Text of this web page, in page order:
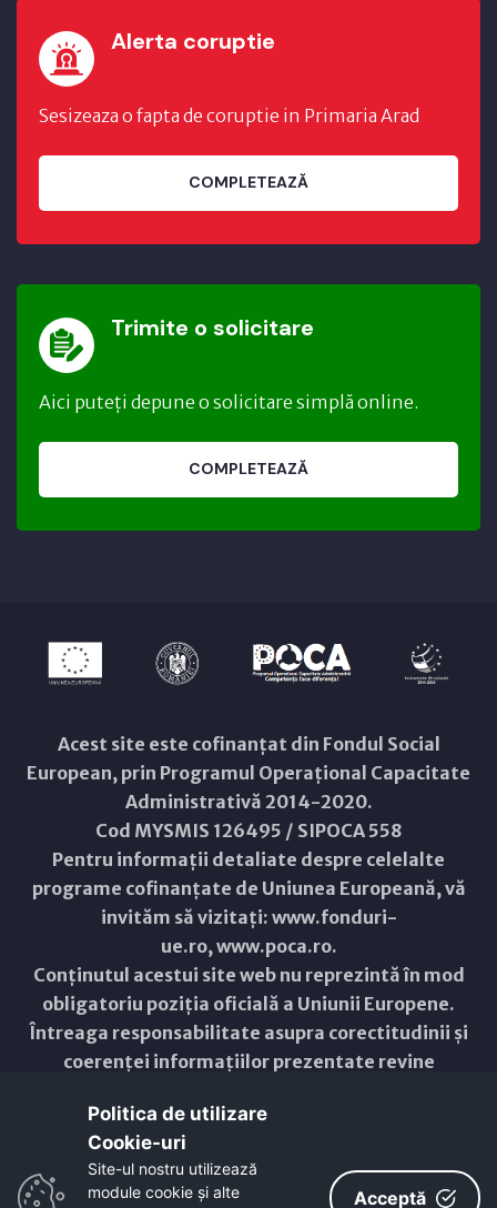
Alerta coruptie
Sesizeaza o fapta de coruptie in Primaria Arad
COMPLETEAZĂ
Trimite o solicitare
Aici puteți depune o solicitare simplă online.
COMPLETEAZĂ
Acest site este cofinanțat din Fondul Social
European, prin Programul Operațional Capacitate
Administrativă 2014-2020.
Cod MYSMIS 126495 / SIPOCA 558
Pentru informații detaliate despre celelalte
programe cofinanțate de Uniunea Europeană, vă
invităm să vizitați: www.fonduri-
ue.ro,www.poca.ro.
Conținutul acestui site web nu reprezintă în mod
obligatoriu poziția oficială a Uniunii Europene.
Întreaga responsabilitate asupra corectitudinii și
coerenței informațiilor prezentate revine
Copyright © 2021 - 2026 -
ResponsiveVoice
Politica de utilizare
Cookie-uri‎
Site-ul nostru utilizează
module cookie și alte
Acceptă